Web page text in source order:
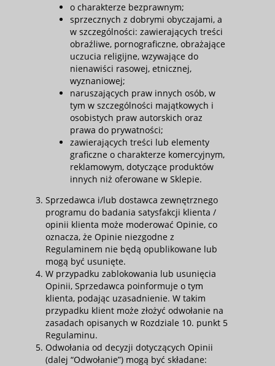
o charakterze bezprawnym;
sprzecznych z dobrymi obyczajami, a
w szczególności: zawierających treści
obraźliwe, pornograficzne, obrażające
uczucia religijne, wzywające do
nienawiści rasowej, etnicznej,
wyznaniowej;
naruszających praw innych osób, w
tym w szczególności majątkowych i
osobistych praw autorskich oraz
prawa do prywatności;
zawierających treści lub elementy
graficzne o charakterze komercyjnym,
reklamowym, dotyczące produktów
innych niż oferowane w Sklepie.
Sprzedawca i/lub dostawca zewnętrznego
programu do badania satysfakcji klienta /
opinii klienta może moderować Opinie, co
oznacza, że Opinie niezgodne z
Regulaminem nie będą opublikowane lub
mogą być usunięte.
W przypadku zablokowania lub usunięcia
Opinii, Sprzedawca poinformuje o tym
klienta, podając uzasadnienie. W takim
przypadku klient może złożyć odwołanie na
zasadach opisanych w Rozdziale 10. punkt 5
Regulaminu.
Odwołania od decyzji dotyczących Opinii
(dalej “Odwołanie”) mogą być składane: